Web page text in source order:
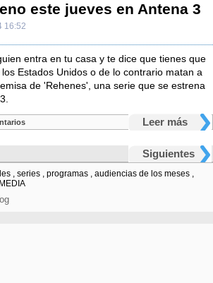
este jueves en Antena 3
16:52
entra en tu casa y te dice que tienes que
Estados Unidos o de lo contrario matan a
de 'Rehenes', una serie que se estrena
Leer más
Siguientes
, series , programas , audiencias de los meses ,